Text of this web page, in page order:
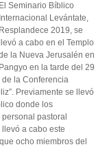
El Seminario Bíblico
Internacional Levántate,
Resplandece 2019, se
llevó a cabo en el Templo
la Nueva Jerusalén en
Pangyo en la tarde del 29
la Conferencia
Previamente se llevó
donde los
pastoral
a cabo este
ocho miembros del